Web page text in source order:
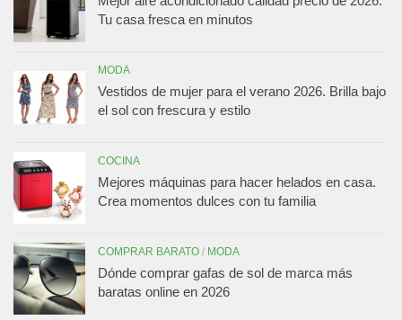
Tu casa fresca en minutos
MODA
Vestidos de mujer para el verano 2026. Brilla bajo
el sol con frescura y estilo
COCINA
Mejores máquinas para hacer helados en casa.
Crea momentos dulces con tu familia
COMPRAR BARATO / MODA
Dónde comprar gafas de sol de marca más
baratas online en 2026